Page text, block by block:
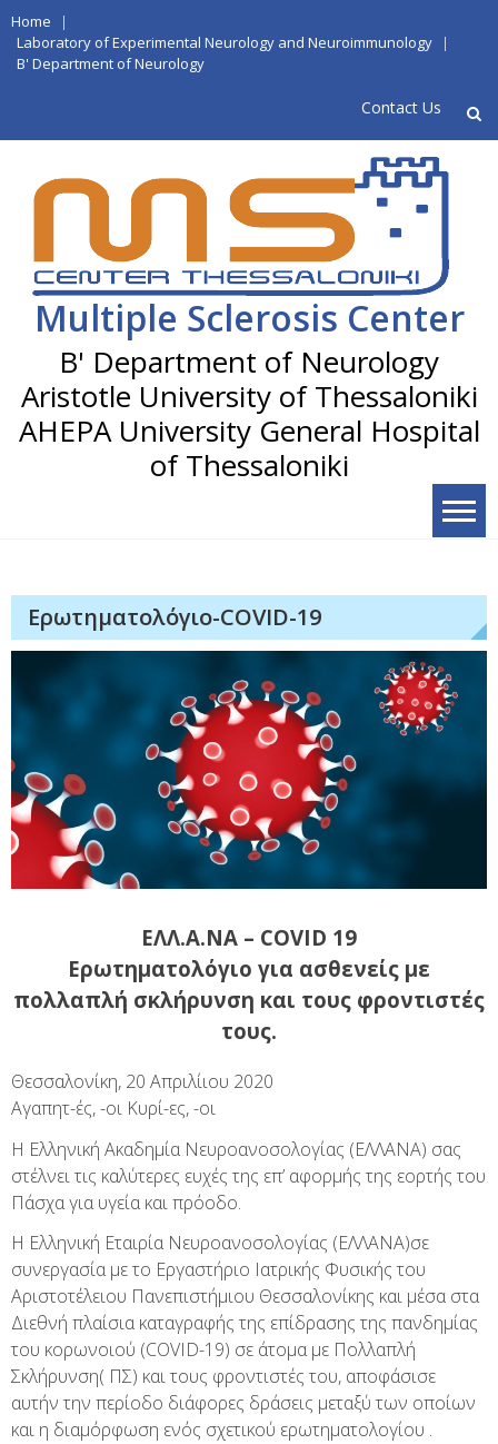
Skip
to
content
Home
|
Laboratory of Experimental Neurology and Neuroimmunology
|
B' Department of Neurology
Contact Us
Multiple Sclerosis Center
Aristotle University of Thessaloniki
Ερωτηματολόγιο-COVID-19
ΕΛΛ.Α.ΝΑ – COVID 19
​Ερωτηματολόγιο για ασθενείς με
πολλαπλή σκλήρυνση και τους φροντιστές
τους.
Θεσσαλονίκη, 20 Απριλίιου 2020
Αγαπητ-ές, -οι Κυρί-ες, -οι
Η Ελληνική Ακαδημία Νευροανοσολογίας (ΕΛΛΑΝΑ) σας
στέλνει τις καλύτερες ευχές της επ’ αφορμής της εορτής του
Πάσχα για υγεία και πρόοδο.
Η Ελληνική Εταιρία Νευροανοσολογίας (ΕΛΛΑΝΑ)σε
συνεργασία με το Εργαστήριο Ιατρικής Φυσικής του
Αριστοτέλειου Πανεπιστήμιου Θεσσαλονίκης και μέσα στα
Διεθνή πλαίσια καταγραφής της επίδρασης της πανδημίας
του κορωνοιού (COVID-19) σε άτομα με Πολλαπλή
Σκλήρυνση( ΠΣ) και τους φροντιστές του, αποφάσισε
αυτήν την περίοδο διάφορες δράσεις μεταξύ των οποίων
και η διαμόρφωση ενός σχετικού ερωτηματολογίου .